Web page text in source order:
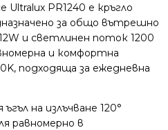
Ultralux PR1240 е кръгло
за общо вътрешно
и светлинен поток 1200
и комфортна
подходяща за ежедневна
на излъчване 120°
равномерно в